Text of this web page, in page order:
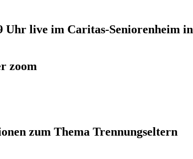
Uhr live im Caritas-Seniorenheim in
zoom
zum Thema Trennungseltern